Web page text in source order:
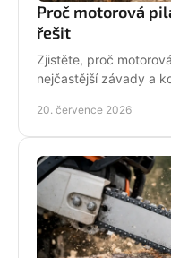
Proč motorová
řešit
Zjistěte, proč
nejčastější závady a
20. července 2026